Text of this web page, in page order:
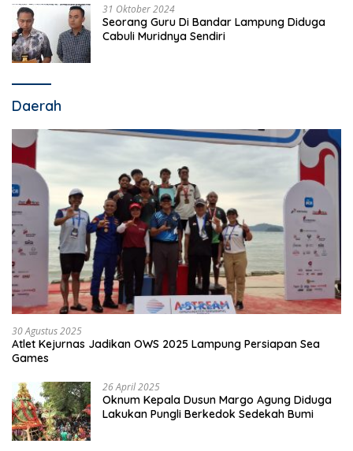
31 Oktober 2024
Seorang Guru Di Bandar Lampung Diduga
Cabuli Muridnya Sendiri
Daerah
30 Agustus 2025
Atlet Kejurnas Jadikan OWS 2025 Lampung Persiapan Sea
Games
26 April 2025
Oknum Kepala Dusun Margo Agung Diduga
Lakukan Pungli Berkedok Sedekah Bumi